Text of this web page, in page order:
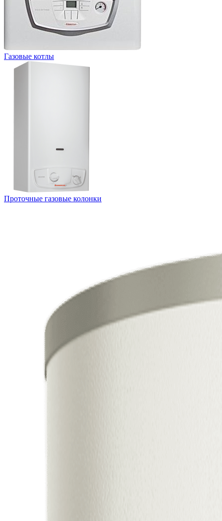
Газовые котлы
Проточные газовые колонки